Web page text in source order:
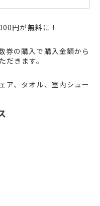
円が無料に！
券の購入で購入金額から
きます。
ア、タオル、室内シュー